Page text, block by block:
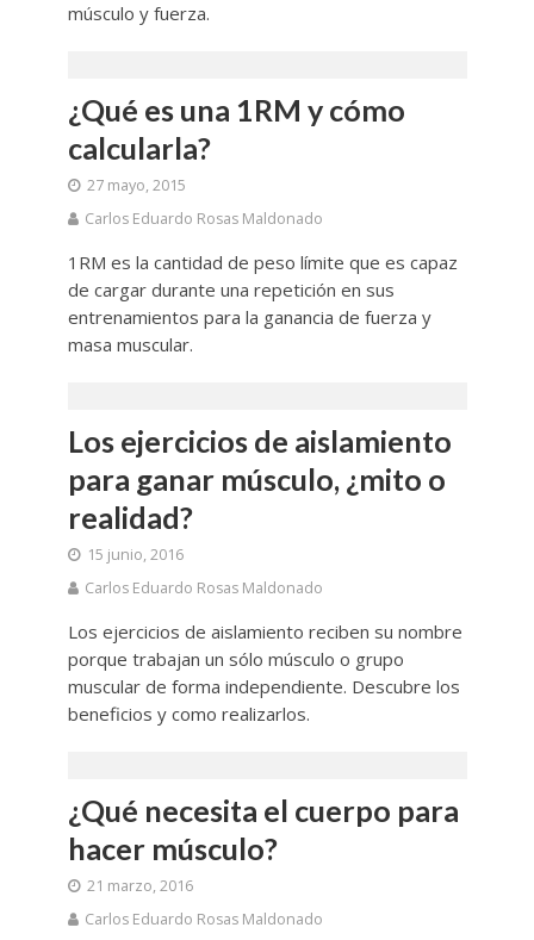
músculo y fuerza.
¿Qué es una 1RM y cómo
calcularla?
27 mayo, 2015
Carlos Eduardo Rosas Maldonado
1RM es la cantidad de peso límite que es capaz
de cargar durante una repetición en sus
entrenamientos para la ganancia de fuerza y
masa muscular.
Los ejercicios de aislamiento
para ganar músculo, ¿mito o
realidad?
15 junio, 2016
Carlos Eduardo Rosas Maldonado
Los ejercicios de aislamiento reciben su nombre
porque trabajan un sólo músculo o grupo
muscular de forma independiente. Descubre los
beneficios y como realizarlos.
¿Qué necesita el cuerpo para
hacer músculo?
21 marzo, 2016
Carlos Eduardo Rosas Maldonado